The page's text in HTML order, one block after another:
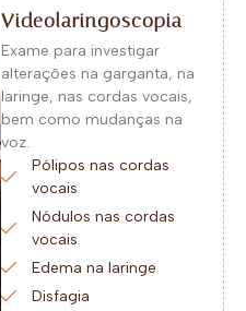
Videolaringoscopia
Exame para investigar
alterações na garganta, na
laringe, nas cordas vocais,
bem como mudanças na
voz.
Pólipos nas cordas
vocais
Nódulos nas cordas
vocais
Edema na laringe
Disfagia